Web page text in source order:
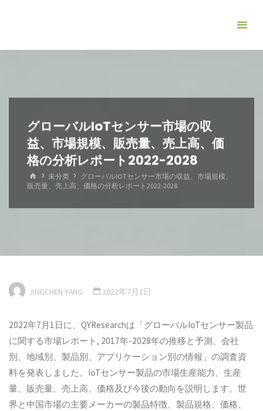
グローバルIoTセンサー市場の収
益、市場規模、販売量、売上高、価
格の分析レポート2022-2028
ホ
ー
未分类
グローバルIOTセンサー市場の収益、市場規模、
販売量、売上高、価格の分析レポート2022-2028
JINGCHEN YANG 2022年7月1日
2022年7月1日に、QYResearchは「グローバルIoTセンサー製品
に関する市場レポート, 2017年-2028年の推移と予測、会社
別、地域別、製品別、アプリケーション別の情報」の調査資
料を発表しました。IoTセンサー製品の市場生産能力、生産
量、販売量、売上高、価格及び今後の動向を説明します。世
界と中国市場の主要メーカーの製品特徴、製品規格、価格、